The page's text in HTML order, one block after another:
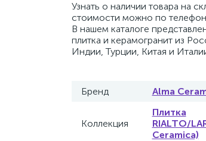
Узнать о наличии товара на
стоимости можно по
В нашем каталоге
плитка и керамогранит из
Индии, Турции, Китая и
Бренд Alma
Коллекция
Плитка
RIALTO/
Ceramica)